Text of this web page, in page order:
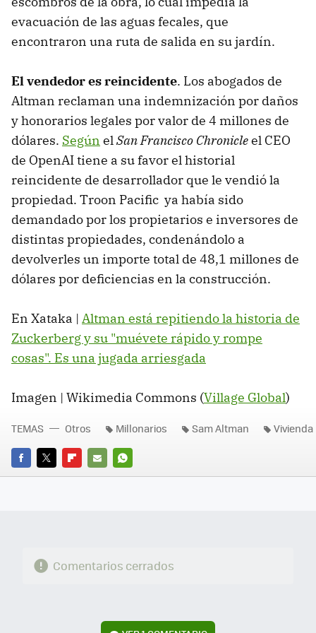
evacuación de las aguas fecales, que
encontraron una ruta de salida en su jardín.
El vendedor es reincidente. Los abogados de
Altman reclaman una indemnización por daños
y honorarios legales por valor de 4 millones de
dólares. Según elSan Francisco Chronicleel CEO
de OpenAI tiene a su favor el historial
reincidente de desarrollador que le vendió la
propiedad. Troon Pacific ya había sido
demandado por los propietarios e inversores de
distintas propiedades, condenándolo a
devolverles un importe total de 48,1 millones de
dólares por deficiencias en la construcción.
En Xataka | Altman está repitiendo la historia de
Zuckerberg y su "muévete rápido y rompe
cosas". Es una jugada arriesgada
Imagen | Wikimedia Commons (Village Global)
FACEBOOK
TWITTERFLIPBOARD
E-
WHATSAPP
TEMAS Otros Millonarios Sam Altman Vivienda
Comentarios cerrados